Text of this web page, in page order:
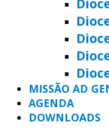
MISSÃO AD
AGENDA
DOWNLOADS